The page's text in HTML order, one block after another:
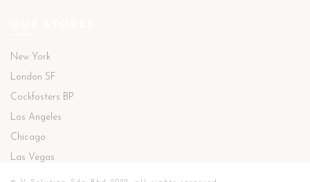
New York
London SF
Cockfosters BP
Los Angeles
Chicago
Las Vegas